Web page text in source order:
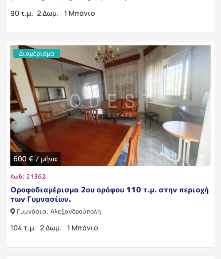
90 τ.μ. 2 Δωμ. 1 Μπάνιο
Διαμέρισμα
600 € / μήνα
Κωδ: 21362
Οροφοδιαμέρισμα 2ου ορόφου 110 τ.μ. στην περιοχή
των Γυμνασίων.
Γυμνάσια, Αλεξανδρούπολη
104 τ.μ. 2 Δωμ. 1 Μπάνιο